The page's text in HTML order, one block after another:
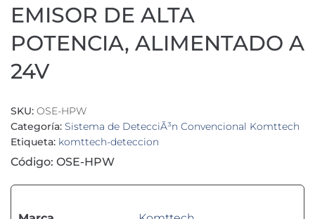
EMISOR DE ALTA
POTENCIA, ALIMENTADO A
24V
SKU: OSE-HPW
Categoría: Sistema de DetecciÃ³n Convencional Komttech
Etiqueta: komttech-deteccion
Código: OSE-HPW